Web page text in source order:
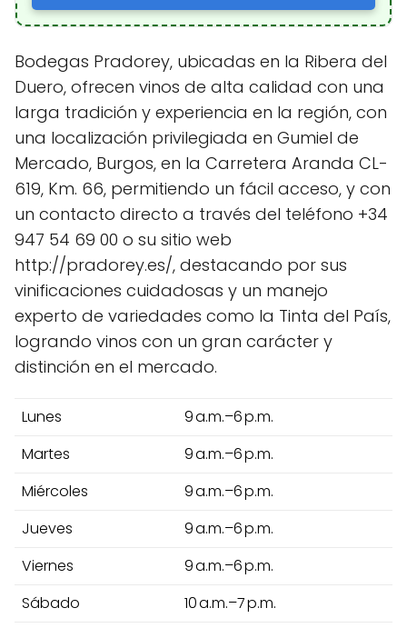
Bodegas Pradorey, ubicadas en la Ribera del
Duero, ofrecen vinos de alta calidad con una
larga tradición y experiencia en la región, con
una localización privilegiada en Gumiel de
Mercado, Burgos, en la Carretera Aranda CL-
619, Km. 66, permitiendo un fácil acceso, y con
un contacto directo a través del teléfono +34
947 54 69 00 o su sitio web
http://pradorey.es/, destacando por sus
vinificaciones cuidadosas y un manejo
experto de variedades como la Tinta del País,
logrando vinos con un gran carácter y
distinción en el mercado.
Lunes
9 a.m.–6 p.m.
Martes
9 a.m.–6 p.m.
Miércoles
9 a.m.–6 p.m.
Jueves
9 a.m.–6 p.m.
Viernes
9 a.m.–6 p.m.
Sábado
10 a.m.–7 p.m.